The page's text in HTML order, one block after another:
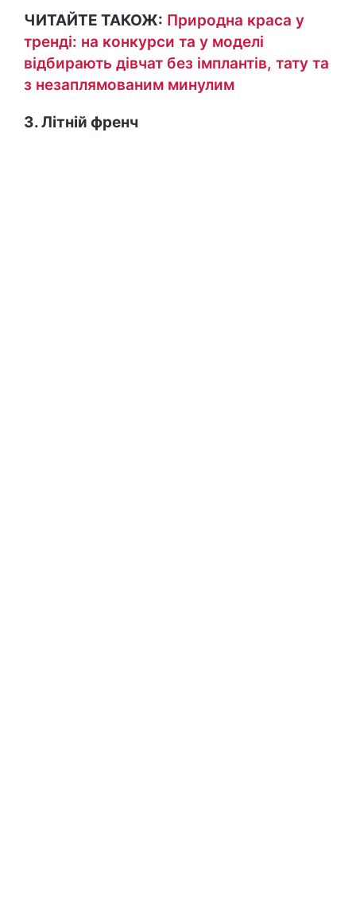
ЧИТАЙТЕ ТАКОЖ: Природна краса у
тренді: на конкурси та у моделі
відбирають дівчат без імплантів, тату та
з незаплямованим минулим
3. Літній френч